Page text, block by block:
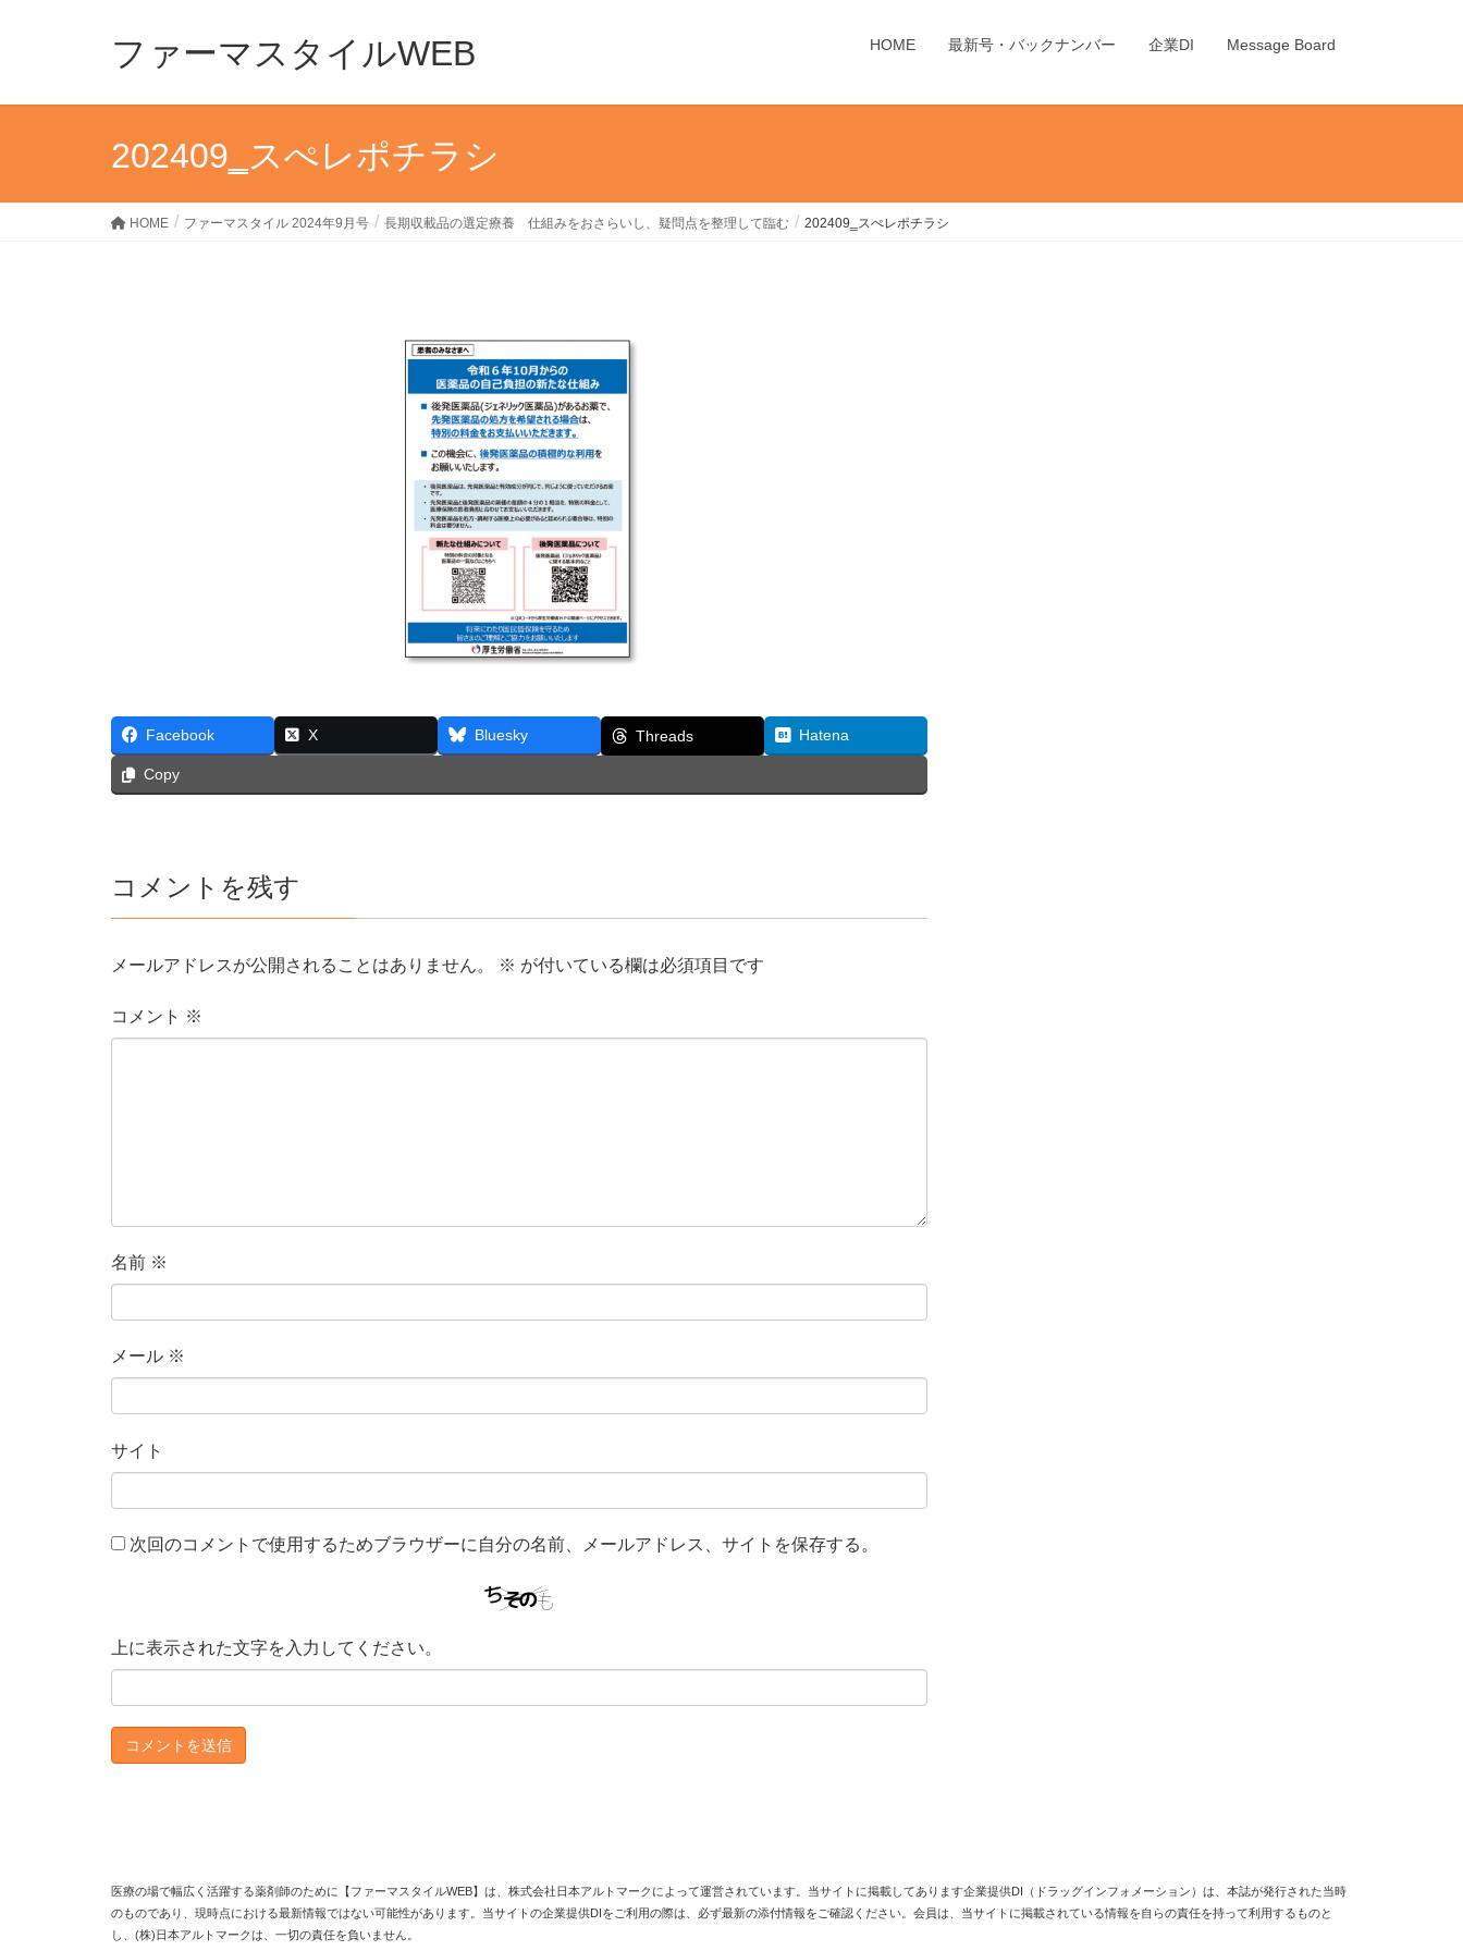
ファーマスタイルWEB HOME 最新号・バックナンバー 企業DI Message Board
202409‗スぺレポチラシ
HOME ファーマスタイル 2024年9月号 長期収載品の選定療養 仕組みをおさらいし、疑問点を整理して臨む 202409‗スぺレポチラシ
Facebook X Bluesky Threads Hatena
Copy
コメントを残す
メールアドレスが公開されることはありません。 ※ が付いている欄は必須項目です
コメント ※
名前 ※
メール ※
サイト
次回のコメントで使用するためブラウザーに自分の名前、メールアドレス、サイトを保存する。
上に表示された文字を入力してください。
医療の場で幅広く活躍する薬剤師のために【ファーマスタイルWEB】は、株式会社日本アルトマークによって運営されています。当サイトに掲載してあります企業提供DI（ドラッグインフォメーション）は、本誌が発行された当時
のものであり、現時点における最新情報ではない可能性があります。当サイトの企業提供DIをご利用の際は、必ず最新の添付情報をご確認ください。会員は、当サイトに掲載されている情報を自らの責任を持って利用するものと
し、(株)日本アルトマークは、一切の責任を負いません。